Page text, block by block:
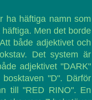
ha häftiga namn som
Men det borde
både adjektivet och
Det system är
adjektivet "DARK"
"D". Därför
till "RED RINO". En